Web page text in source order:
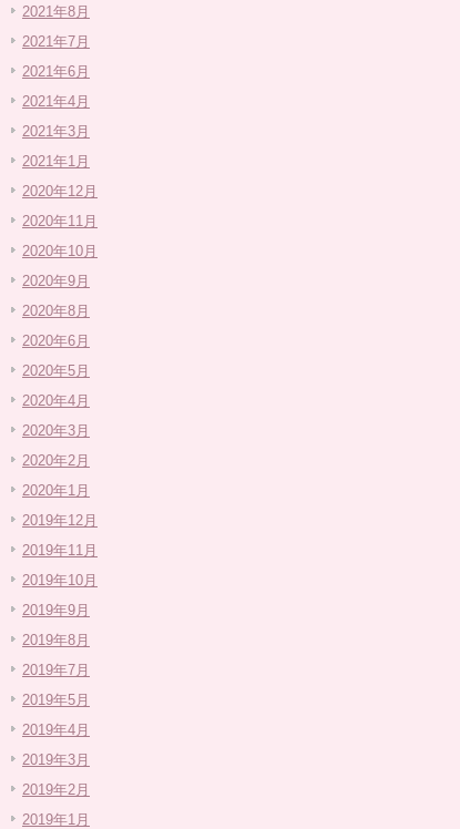
2021年8月
2021年7月
2021年6月
2021年4月
2021年3月
2021年1月
2020年12月
2020年11月
2020年10月
2020年9月
2020年8月
2020年6月
2020年5月
2020年4月
2020年3月
2020年2月
2020年1月
2019年12月
2019年11月
2019年10月
2019年9月
2019年8月
2019年7月
2019年5月
2019年4月
2019年3月
2019年2月
2019年1月